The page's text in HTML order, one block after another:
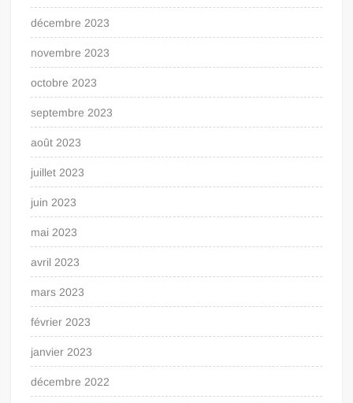
décembre 2023
novembre 2023
octobre 2023
septembre 2023
août 2023
juillet 2023
juin 2023
mai 2023
avril 2023
mars 2023
février 2023
janvier 2023
décembre 2022